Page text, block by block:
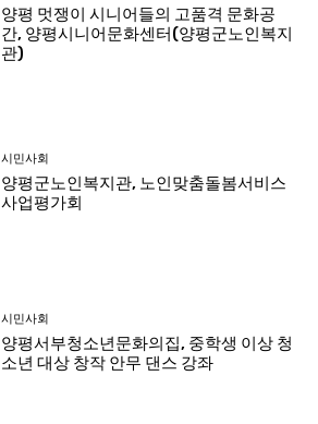
양평 멋쟁이 시니어들의 고품격 문화공
간, 양평시니어문화센터(양평군노인복지
관)
시민사회
양평군노인복지관, 노인맞춤돌봄서비스
사업평가회
시민사회
양평서부청소년문화의집, 중학생 이상 청
소년 대상 창작 안무 댄스 강좌